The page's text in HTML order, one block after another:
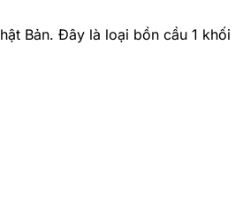
Bản. Đây là loại bồn cầu 1 khối